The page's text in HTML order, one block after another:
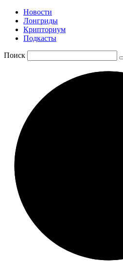
Новости
Лонгриды
Крипториум
Подкасты
Поиск